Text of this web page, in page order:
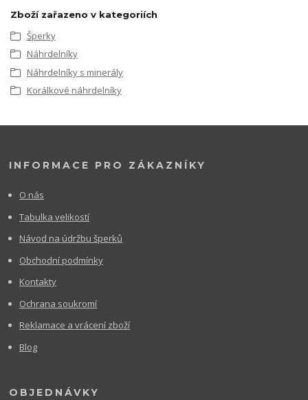
Zboží zařazeno v kategoriích
Šperky
Náhrdelníky
Náhrdelníky s minerály
Korálkové náhrdelníky
INFORMACE PRO ZÁKAZNÍKY
O nás
Tabulka velikostí
Návod na údržbu šperků
Obchodní podmínky
Kontakty
Ochrana soukromí
Reklamace a vrácení zboží
Blog
OBJEDNÁVKY